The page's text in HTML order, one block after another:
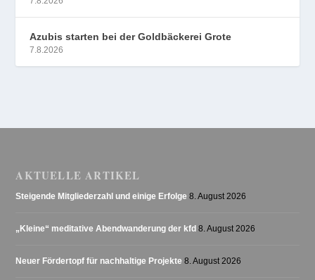
Azubis starten bei der Goldbäckerei Grote
7.8.2026
AKTUELLE ARTIKEL
Steigende Mitgliederzahl und einige Erfolge 8. August 2026
„Kleine“ meditative Abendwanderung der kfd 8. August 2026
Neuer Fördertopf für nachhaltige Projekte 8. August 2026